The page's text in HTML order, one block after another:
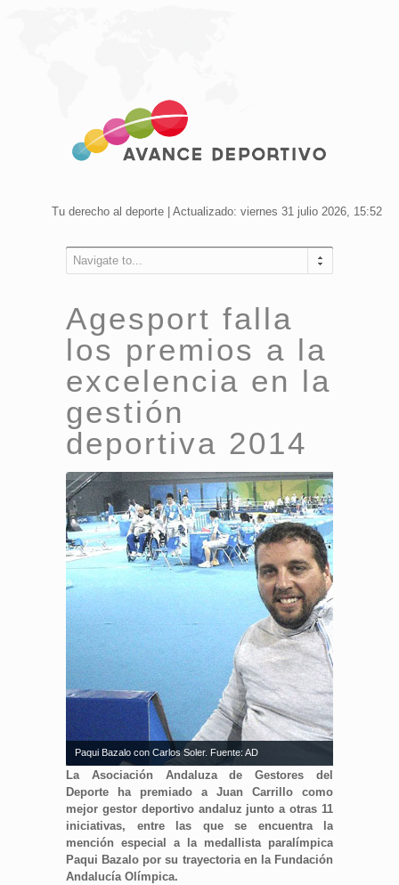
Tu derecho al deporte | Actualizado: viernes 31 julio 2026, 15:52
Navigate to...
Agesport falla
los premios a la
excelencia en la
gestión
deportiva 2014
Paqui Bazalo con Carlos Soler. Fuente: AD
La Asociación Andaluza de Gestores del
Deporte ha premiado a Juan Carrillo como
mejor gestor deportivo andaluz junto a otras 11
iniciativas, entre las que se encuentra la
mención especial a la medallista paralímpica
Paqui Bazalo por su trayectoria en la Fundación
Andalucía Olímpica.